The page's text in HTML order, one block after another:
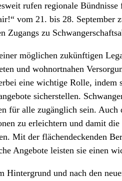
rufen regionale
vom 21. bis 28. September
Zugangs zu
möglichen zukünftigen
und wohnortnahen
eine wichtige Rolle, indem
sicherstellen.
für alle zugänglich sein.
zu erleichtern und damit
Mit der flächendeckenden
Angebote leisten sie einen
Hintergrund und nach den